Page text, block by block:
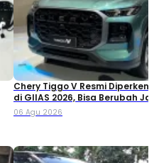
Chery Tiggo V Resmi
di GIIAS 2026, Bisa Berubah
Double Cabin
06 Agu 2026